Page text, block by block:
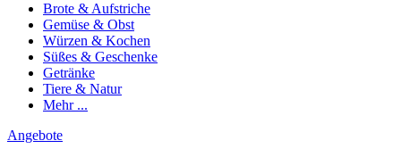
Brote & Aufstriche
Gemüse & Obst
Würzen & Kochen
Süßes & Geschenke
Getränke
Tiere & Natur
Mehr ...
Angebote